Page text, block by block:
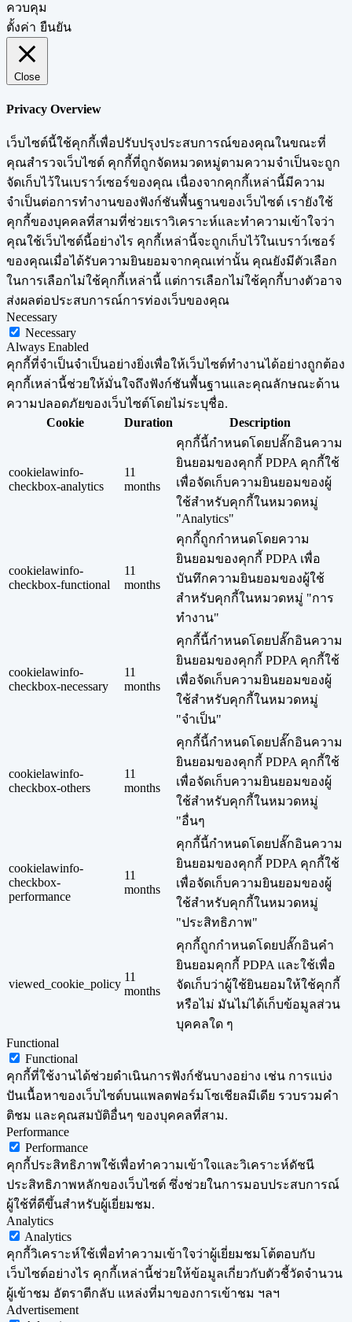
ควบคุม
ตั้งค่า ยืนยัน
Close
Privacy Overview
เว็บไซต์นี้ใช้คุกกี้เพื่อปรับปรุงประสบการณ์ของคุณในขณะที่
คุณสำรวจเว็บไซต์ คุกกี้ที่ถูกจัดหมวดหมู่ตามความจำเป็นจะถูก
จัดเก็บไว้ในเบราว์เซอร์ของคุณ เนื่องจากคุกกี้เหล่านี้มีความ
จำเป็นต่อการทำงานของฟังก์ชันพื้นฐานของเว็บไซต์ เรายังใช้
คุกกี้ของบุคคลที่สามที่ช่วยเราวิเคราะห์และทำความเข้าใจว่า
คุณใช้เว็บไซต์นี้อย่างไร คุกกี้เหล่านี้จะถูกเก็บไว้ในเบราว์เซอร์
ของคุณเมื่อได้รับความยินยอมจากคุณเท่านั้น คุณยังมีตัวเลือก
ในการเลือกไม่ใช้คุกกี้เหล่านี้ แต่การเลือกไม่ใช้คุกกี้บางตัวอาจ
ส่งผลต่อประสบการณ์การท่องเว็บของคุณ
Necessary
Necessary
Always Enabled
คุกกี้ที่จำเป็นจำเป็นอย่างยิ่งเพื่อให้เว็บไซต์ทำงานได้อย่างถูกต้อง
คุกกี้เหล่านี้ช่วยให้มั่นใจถึงฟังก์ชันพื้นฐานและคุณลักษณะด้าน
ความปลอดภัยของเว็บไซต์โดยไม่ระบุชื่อ.
Cookie
Duration Description
cookielawinfo-
checkbox-analytics
11
months
คุกกี้นี้กำหนดโดยปลั๊กอินความ
ยินยอมของคุกกี้ PDPA คุกกี้ใช้
เพื่อจัดเก็บความยินยอมของผู้
ใช้สำหรับคุกกี้ในหมวดหมู่
"Analytics"
cookielawinfo-
checkbox-functional
11
months
คุกกี้ถูกกำหนดโดยความ
ยินยอมของคุกกี้ PDPA เพื่อ
บันทึกความยินยอมของผู้ใช้
สำหรับคุกกี้ในหมวดหมู่ "การ
ทำงาน"
cookielawinfo-
checkbox-necessary
11
months
คุกกี้นี้กำหนดโดยปลั๊กอินความ
ยินยอมของคุกกี้ PDPA คุกกี้ใช้
เพื่อจัดเก็บความยินยอมของผู้
ใช้สำหรับคุกกี้ในหมวดหมู่
"จำเป็น"
cookielawinfo-
checkbox-others
11
months
คุกกี้นี้กำหนดโดยปลั๊กอินความ
ยินยอมของคุกกี้ PDPA คุกกี้ใช้
เพื่อจัดเก็บความยินยอมของผู้
ใช้สำหรับคุกกี้ในหมวดหมู่
"อื่นๆ
cookielawinfo-
checkbox-
performance
11
months
คุกกี้นี้กำหนดโดยปลั๊กอินความ
ยินยอมของคุกกี้ PDPA คุกกี้ใช้
เพื่อจัดเก็บความยินยอมของผู้
ใช้สำหรับคุกกี้ในหมวดหมู่
"ประสิทธิภาพ"
viewed_cookie_policy
11
months
คุกกี้ถูกกำหนดโดยปลั๊กอินคำ
ยินยอมคุกกี้ PDPA และใช้เพื่อ
จัดเก็บว่าผู้ใช้ยินยอมให้ใช้คุกกี้
หรือไม่ มันไม่ได้เก็บข้อมูลส่วน
บุคคลใด ๆ
Functional
Functional
คุกกี้ที่ใช้งานได้ช่วยดำเนินการฟังก์ชันบางอย่าง เช่น การแบ่ง
ปันเนื้อหาของเว็บไซต์บนแพลตฟอร์มโซเชียลมีเดีย รวบรวมคำ
ติชม และคุณสมบัติอื่นๆ ของบุคคลที่สาม.
Performance
Performance
คุกกี้ประสิทธิภาพใช้เพื่อทำความเข้าใจและวิเคราะห์ดัชนี
ประสิทธิภาพหลักของเว็บไซต์ ซึ่งช่วยในการมอบประสบการณ์
ผู้ใช้ที่ดีขึ้นสำหรับผู้เยี่ยมชม.
Analytics
Analytics
คุกกี้วิเคราะห์ใช้เพื่อทำความเข้าใจว่าผู้เยี่ยมชมโต้ตอบกับ
เว็บไซต์อย่างไร คุกกี้เหล่านี้ช่วยให้ข้อมูลเกี่ยวกับตัวชี้วัดจำนวน
ผู้เข้าชม อัตราตีกลับ แหล่งที่มาของการเข้าชม ฯลฯ
Advertisement